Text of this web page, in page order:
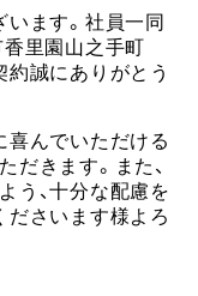
ます。社員一同
香里園山之手町
にありがとう
んでいただける
きます。また、
う、十分な配慮を
ださいます様よろ